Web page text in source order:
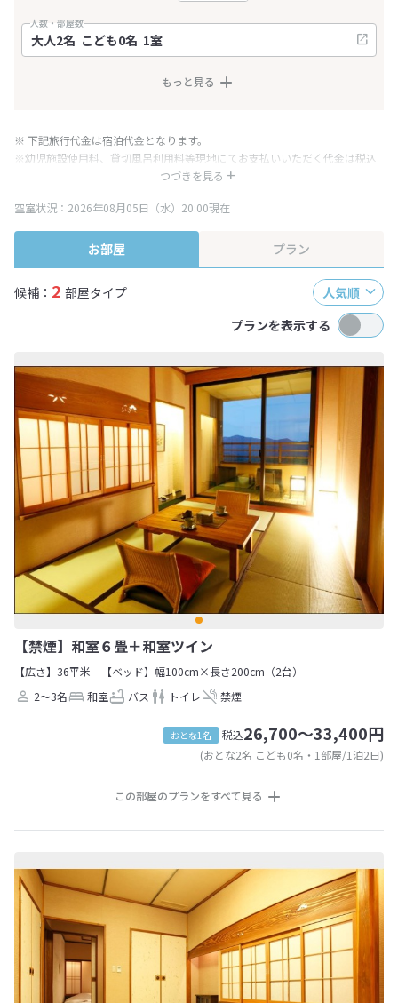
人数・部屋数
もっと見る
つづきを見る
※ 下記旅行代金は宿泊代金となります。
※幼児施設使用料、貸切風呂利用料等現地にてお支払いいただく代金は税込
み表記となりますが、消費税増税に伴い代金が一部変更となる場合がござい
※表示されている旅行代金・プラン内容は一定時間ごとに更新されます。最
終確認画面でご確認ください。
空室状況：2026年08月05日（水）20:00現在
お部屋 プラン
候補： 2 部屋タイプ
人気順
プランを表示する
【禁煙】和室６畳＋和室ツイン
【広さ】36平米
【ベッド】幅100cm×長さ200cm（2台）
2～3名
和室 バス トイレ 禁煙
おとな1名 税込26,700～33,400円
(おとな2名 こども0名・1部屋/1泊2日)
この部屋のプランをすべて見る